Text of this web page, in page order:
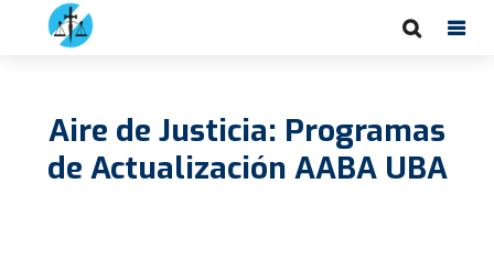
Aire de Justicia: Programas
de Actualización AABA UBA